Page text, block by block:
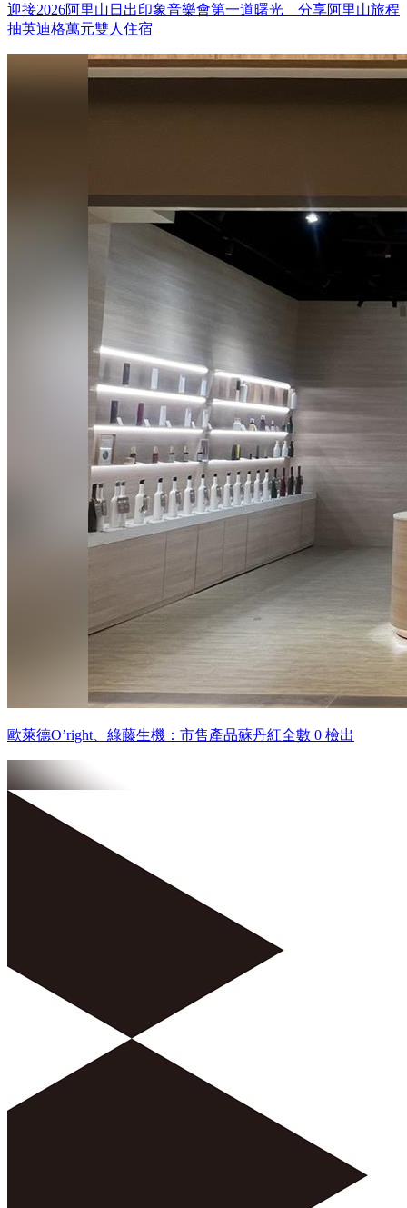
迎接2026阿里山日出印象音樂會第一道曙光 分享阿里山旅程
抽英迪格萬元雙人住宿
歐萊德O’right、綠藤生機：市售產品蘇丹紅全數 0 檢出